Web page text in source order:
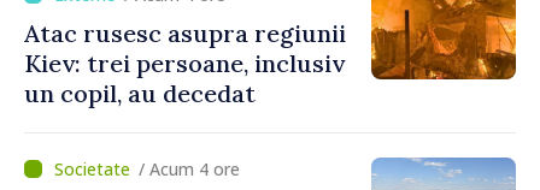
Atac rusesc asupra regiunii
Kiev: trei persoane, inclusiv
un copil, au decedat
/ Acum 4 ore